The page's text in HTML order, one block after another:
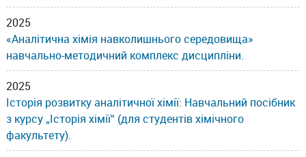
2025
«Аналітична хімія навколишнього середовища»
навчально-методичний комплекс дисципліни.
2025
Історія розвитку аналітичної хімії: Навчальний посібник
з курсу „Історія хімії“ (для студентів хімічного
факультету).